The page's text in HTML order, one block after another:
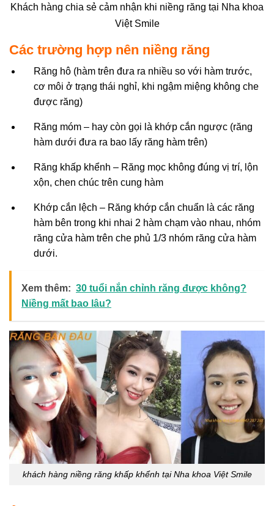
Khách hàng chia sẻ cảm nhận khi niềng răng tại Nha khoa
Việt Smile
Các trường hợp nên niềng răng
Răng hô (hàm trên đưa ra nhiều so với hàm trước,
cơ môi ở trạng thái nghỉ, khi ngậm miệng không che
được răng)
Răng móm – hay còn gọi là khớp cắn ngược (răng
hàm dưới đưa ra bao lấy răng hàm trên)
Răng khấp khểnh – Răng mọc không đúng vị trí, lộn
xộn, chen chúc trên cung hàm
Khớp cắn lệch – Răng khớp cắn chuẩn là các răng
hàm bên trong khi nhai 2 hàm chạm vào nhau, nhóm
răng cửa hàm trên che phủ 1/3 nhóm răng cửa hàm
dưới.
Xem thêm: 30 tuổi nắn chỉnh răng được không?
Niềng mất bao lâu?
khách hàng niềng răng khấp khểnh tại Nha khoa Việt Smile